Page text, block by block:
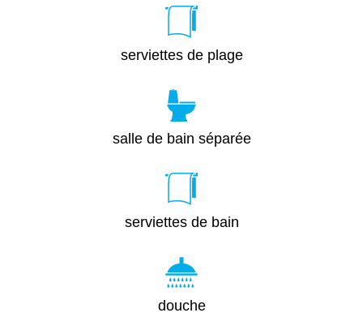
serviettes de plage
salle de bain séparée
serviettes de bain
douche